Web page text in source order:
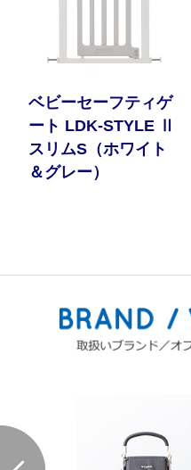
ベビーセーフティゲ
ート LDK-STYLE Ⅱ
スリムS（ホワイト
＆グレー）